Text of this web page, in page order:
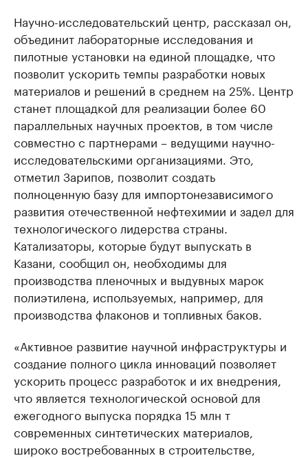
Научно-исследовательский центр, рассказал он,
объединит лабораторные исследования и
пилотные установки на единой площадке, что
позволит ускорить темпы разработки новых
материалов и решений в среднем на 25%. Центр
станет площадкой для реализации более 60
параллельных научных проектов, в том числе
совместно с партнерами – ведущими научно-
исследовательскими организациями. Это,
отметил Зарипов, позволит создать
полноценную базу для импортонезависимого
развития отечественной нефтехимии и задел для
технологического лидерства страны.
Катализаторы, которые будут выпускать в
Казани, сообщил он, необходимы для
производства пленочных и выдувных марок
полиэтилена, используемых, например, для
производства флаконов и топливных баков.
«Активное развитие научной инфраструктуры и
создание полного цикла инноваций позволяет
ускорить процесс разработок и их внедрения,
что является технологической основой для
ежегодного выпуска порядка 15 млн т
современных синтетических материалов,
широко востребованных в строительстве,